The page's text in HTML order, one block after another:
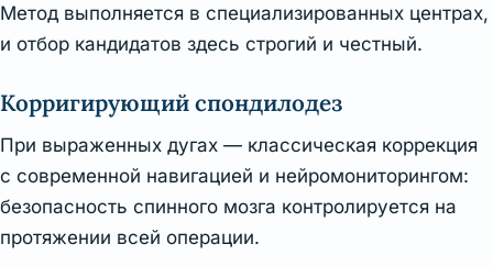
Метод выполняется в специализированных центрах,
и отбор кандидатов здесь строгий и честный.
Корригирующий спондилодез
При выраженных дугах — классическая коррекция
с современной навигацией и нейромониторингом:
безопасность спинного мозга контролируется на
протяжении всей операции.